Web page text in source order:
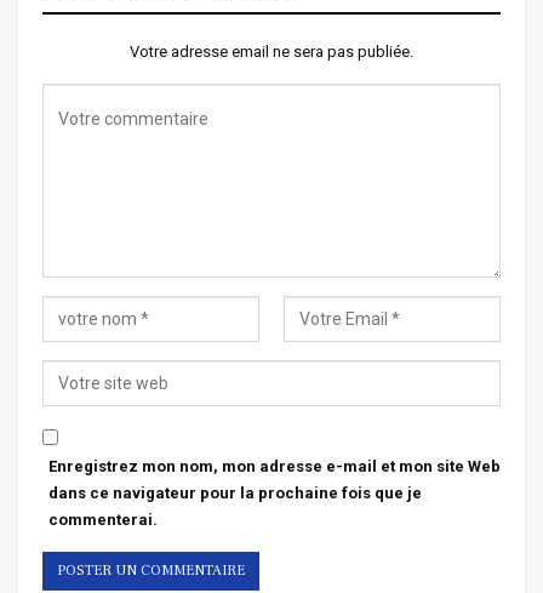
Votre adresse email ne sera pas publiée.
Enregistrez mon nom, mon adresse e-mail et mon site Web
dans ce navigateur pour la prochaine fois que je
commenterai.